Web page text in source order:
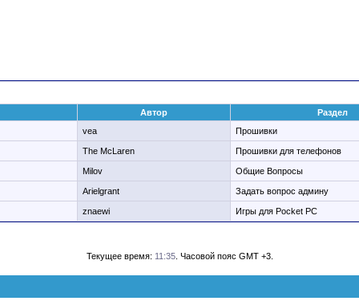
Автор
Раздел
vea Прошивки
The McLaren Прошивки для телефонов
Milov Общие Вопросы
Arielgrant Задать вопрос админу
znaewi Игры для Pocket PC
Текущее время: 11:35. Часовой пояс GMT +3.